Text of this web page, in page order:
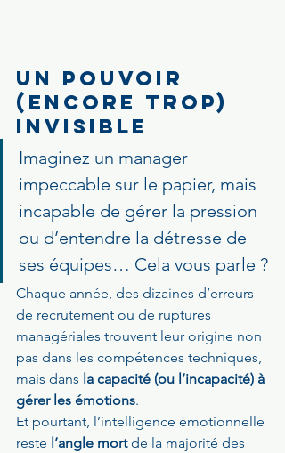
Un pouvoir
(encore trop)
invisible
Imaginez un manager
impeccable sur le papier, mais
incapable de gérer la pression
ou d’entendre la détresse de
ses équipes… Cela vous parle ?
Chaque année, des dizaines d’erreurs
de recrutement ou de ruptures
managériales trouvent leur origine non
pas dans les compétences techniques,
mais dans la capacité (ou l’incapacité) à
gérer les émotions.
Et pourtant, l’intelligence émotionnelle
reste l’angle mort de la majorité des